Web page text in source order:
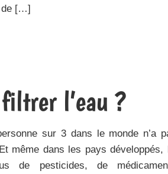
de […]
l’eau ?
sur 3 dans le monde n’a
même dans les pays développés,
de pesticides, de